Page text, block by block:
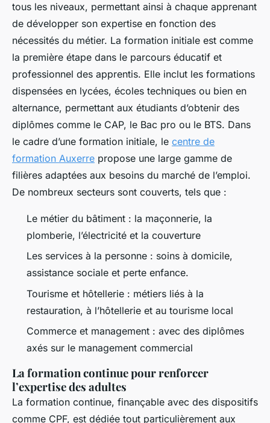
tous les niveaux, permettant ainsi à chaque apprenant
de développer son expertise en fonction des
nécessités du métier. La formation initiale est comme
la première étape dans le parcours éducatif et
professionnel des apprentis. Elle inclut les formations
dispensées en lycées, écoles techniques ou bien en
alternance, permettant aux étudiants d’obtenir des
diplômes comme le CAP, le Bac pro ou le BTS. Dans
le cadre d’une formation initiale, le centre de
formation Auxerre propose une large gamme de
filières adaptées aux besoins du marché de l’emploi.
De nombreux secteurs sont couverts, tels que :
Le métier du bâtiment : la maçonnerie, la
plomberie, l’électricité et la couverture
Les services à la personne : soins à domicile,
assistance sociale et perte enfance.
Tourisme et hôtellerie : métiers liés à la
restauration, à l’hôtellerie et au tourisme local
Commerce et management : avec des diplômes
axés sur le management commercial
La formation continue pour renforcer
l’expertise des adultes
La formation continue, finançable avec des dispositifs
comme CPF, est dédiée tout particulièrement aux